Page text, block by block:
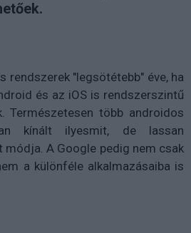
rendszerek "legsötétebb" éve, ha
és az iOS is rendszerszintű
Természetesen több androidos
kínált ilyesmit, de lassan
módja. A Google pedig nem csak
a különféle alkalmazásaiba is